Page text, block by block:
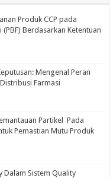
Produk CCP pada
Berdasarkan Ketentuan
Mengenal Peran
Farmasi
Partikel Pada
Pemastian Mutu Produk
Dalam Sistem Quality